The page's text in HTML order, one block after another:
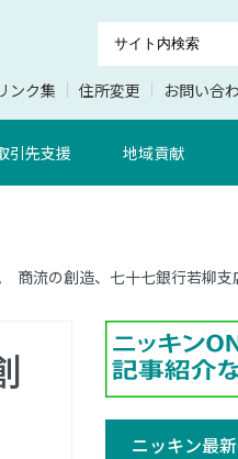
ンク集 住所変更 お問い合
引先支援 地域貢献
流の創造、七十七銀行若柳支
ニッキン最